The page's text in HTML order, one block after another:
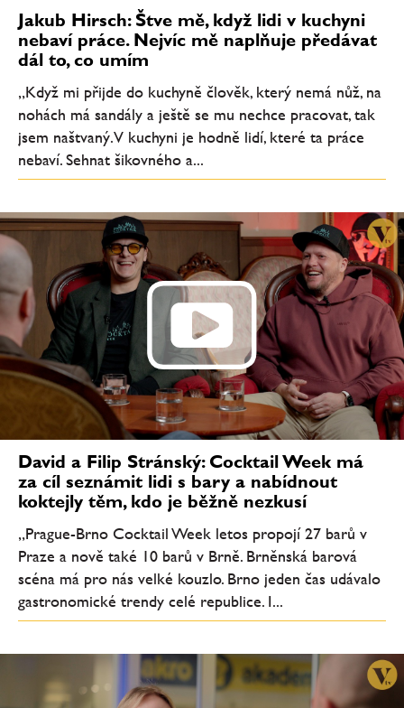
Jakub Hirsch: Štve mě, když lidi v kuchyni
nebaví práce. Nejvíc mě naplňuje předávat
dál to, co umím
„Když mi přijde do kuchyně člověk, který nemá nůž, na
nohách má sandály a ještě se mu nechce pracovat, tak
jsem naštvaný. V kuchyni je hodně lidí, které ta práce
nebaví. Sehnat šikovného a...
David a Filip Stránský: Cocktail Week má
za cíl seznámit lidi s bary a nabídnout
koktejly těm, kdo je běžně nezkusí
„Prague-Brno Cocktail Week letos propojí 27 barů v
Praze a nově také 10 barů v Brně. Brněnská barová
scéna má pro nás velké kouzlo. Brno jeden čas udávalo
gastronomické trendy celé republice. I...